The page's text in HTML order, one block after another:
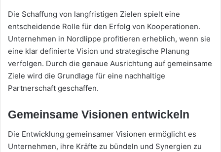
Die Schaffung von langfristigen Zielen spielt eine
entscheidende Rolle für den Erfolg von Kooperationen.
Unternehmen in Nordlippe profitieren erheblich, wenn sie
eine klar definierte Vision und strategische Planung
verfolgen. Durch die genaue Ausrichtung auf gemeinsame
Ziele wird die Grundlage für eine nachhaltige
Partnerschaft geschaffen.
Gemeinsame Visionen entwickeln
Die Entwicklung gemeinsamer Visionen ermöglicht es
Unternehmen, ihre Kräfte zu bündeln und Synergien zu